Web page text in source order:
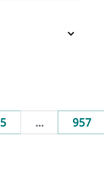
5 ... 957